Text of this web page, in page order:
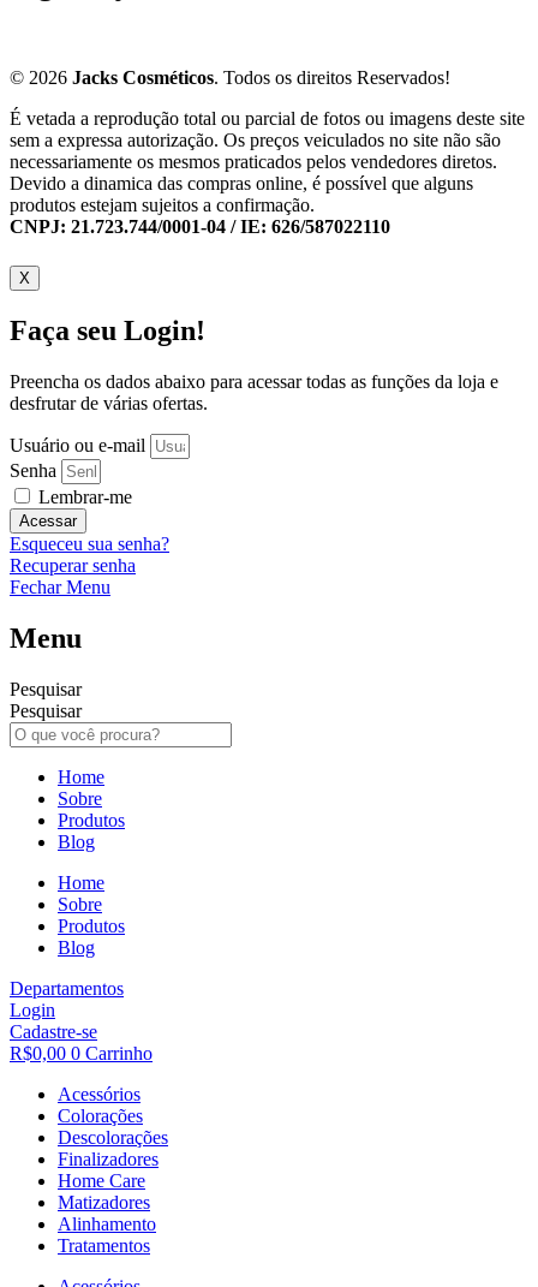
© 2026 Jacks Cosméticos. Todos os direitos Reservados!
É vetada a reprodução total ou parcial de fotos ou imagens deste site
sem a expressa autorização. Os preços veiculados no site não são
necessariamente os mesmos praticados pelos vendedores diretos.
Devido a dinamica das compras online, é possível que alguns
produtos estejam sujeitos a confirmação.
CNPJ: 21.723.744/0001-04 / IE: 626/587022110
X
Faça seu Login!
Preencha os dados abaixo para acessar todas as funções da loja e
desfrutar de várias ofertas.
Usuário ou e-mail
Senha
Lembrar-me
Acessar
Esqueceu sua senha?
Recuperar senha
Fechar Menu
Menu
Pesquisar
Pesquisar
Home
Sobre
Produtos
Blog
Home
Sobre
Produtos
Blog
Departamentos
Login
Cadastre-se
R$0,00 0 Carrinho
Acessórios
Colorações
Descolorações
Finalizadores
Home Care
Matizadores
Alinhamento
Tratamentos